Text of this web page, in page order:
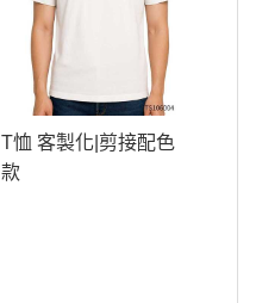
T恤 客製化|剪接配色
款